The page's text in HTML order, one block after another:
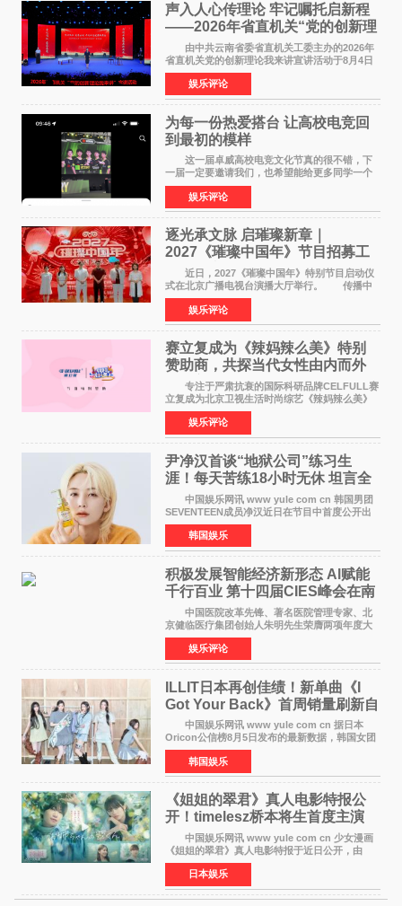
声入人心传理论 牢记嘱托启新程
——2026年省直机关“党的创新理
论我来讲”宣讲活动圆满落幕
由中共云南省委省直机关工委主办的2026年
省直机关党的创新理论我来讲宣讲活动于8月4日
至5日在昆明举办。活动以 "牢记嘱托 感恩奋进
开创云南发展新局面 "为主题，坚持以新时代中国
特色社会主义
娱乐评论
为每一份热爱搭台 让高校电竞回
到最初的模样
这一届卓威高校电竞文化节真的很不错，下
一届一定要邀请我们，也希望能给更多同学一个
来到现场的机会。 2026卓威高校电竞文化节
已经落下帷幕，在活动结束后，仍有不少高校电
竞社负责人和现
娱乐评论
逐光承文脉 启璀璨新章｜
2027《璀璨中国年》节目招募工
作圆满启动
近日，2027《璀璨中国年》特别节目启动仪
式在北京广播电视台演播大厅举行。 传播中
华优秀传统文化，弘扬纯正国风艺术，打造高规
格、高质感、正能量的文艺盛典，是璀璨中国年
矢志不渝的初心
娱乐评论
赛立复成为《辣妈辣么美》特别
赞助商，共探当代女性由内而外
活力美
专注于严肃抗衰的国际科研品牌CELFULL赛
立复成为北京卫视生活时尚综艺《辣妈辣么美》
的特别赞助商,明星辣妈袁咏仪倾情参与，向广大
都市女性传递健康生活新主张，寄语当代女性在
家庭与自我之间
娱乐评论
尹净汉首谈“地狱公司”练习生
涯！每天苦练18小时无休 坦言全
靠成员撑过来
中国娱乐网讯 www yule com cn 韩国男团
SEVENTEEN成员净汉近日在节目中首度公开出
道前的残酷练习生经历，并提及经纪公司Pledis
娱乐，引发广泛关注。 在8月2日播出的日本
TBS综艺节目《周
韩国娱乐
积极发展智能经济新形态 Al赋能
千行百业 第十四届CIES峰会在南
京盛大召开
中国医院改革先锋、著名医院管理专家、北
京健临医疗集团创始人朱明先生荣膺两项年度大
奖 2026年7月31日，盛夏金陵，长江之畔，
以重落地·真务实·强链接为主题的2026&lsquo;人
工智能+&rsquo
娱乐评论
ILLIT日本再创佳绩！新单曲《I
Got Your Back》首周销量刷新自
身纪录
中国娱乐网讯 www yule com cn 据日本
Oricon公信榜8月5日发布的最新数据，韩国女团
ILLIT在日本发行的第二张单曲《I Got Your
Back》首周销量达到71,009张，成功跻身最新一
期周单曲排行
韩国娱乐
《姐姐的翠君》真人电影特报公
开！timelesz桥本将生首度主演
12月4日上映
中国娱乐网讯 www yule com cn 少女漫画
《姐姐的翠君》真人电影特报于近日公开，由
timelesz成员桥本将生担任主演，这也是他首次
担任电影主演，引发高度关注。 女高中生咲
苗翠（中岛瑠菜
日本娱乐